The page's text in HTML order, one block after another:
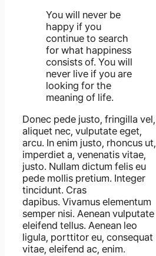
You will never be
happy if you
continue to search
for what happiness
consists of. You will
never live if you are
looking for the
meaning of life.
Donec pede justo, fringilla vel,
aliquet nec, vulputate eget,
arcu. In enim justo, rhoncus ut,
imperdiet a, venenatis vitae,
justo. Nullam dictum felis eu
pede mollis pretium. Integer
tincidunt. Cras
dapibus. Vivamus elementum
semper nisi. Aenean vulputate
eleifend tellus. Aenean leo
ligula, porttitor eu, consequat
vitae, eleifend ac, enim.